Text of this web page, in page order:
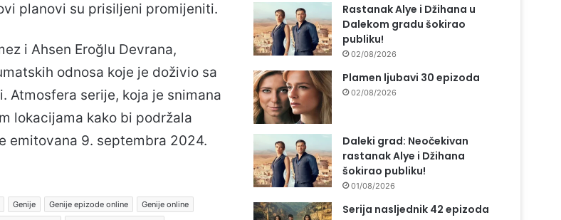
planovi su prisiljeni promijeniti.
i Ahsen Eroğlu Devrana,
odnosa koje je doživio sa
Atmosfera serije, koja je snimana
lokacijama kako bi podržala
emitovana 9. septembra 2024.
Genije Genije epizode online
Genije online
Rastanak Alye i Džihana u
Dalekom gradu šokirao
publiku!
02/08/2026
Plamen ljubavi 30 epizoda
02/08/2026
Daleki grad: Neočekivan
rastanak Alye i Džihana
šokirao publiku!
01/08/2026
Serija nasljednik 42 epizoda